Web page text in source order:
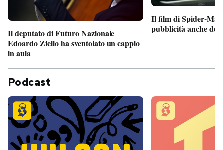
Il deputato di Futuro Nazionale
Edoardo Ziello ha sventolato un cappio
in aula
Il film di Spider-Man
pubblicità anche
Podcast